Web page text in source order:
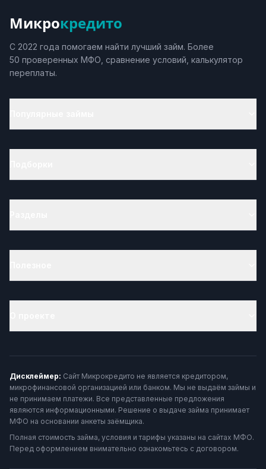
Микрокредито
С 2022 года помогаем найти лучший займ. Более
50 проверенных МФО, сравнение условий, калькулятор
переплаты.
Дисклеймер: Сайт Микрокредито не является кредитором,
микрофинансовой организацией или банком. Мы не выдаём займы и
не принимаем платежи. Все представленные предложения
являются информационными. Решение о выдаче займа принимает
МФО на основании анкеты заёмщика.
Полная стоимость займа, условия и тарифы указаны на сайтах МФО.
Перед оформлением внимательно ознакомьтесь с договором.